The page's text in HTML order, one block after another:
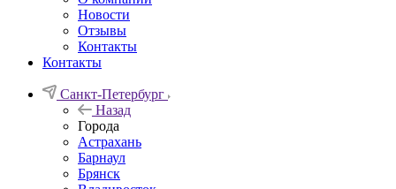
Новости
Отзывы
Контакты
Контакты
Санкт-Петербург
Назад
Города
Астрахань
Барнаул
Брянск